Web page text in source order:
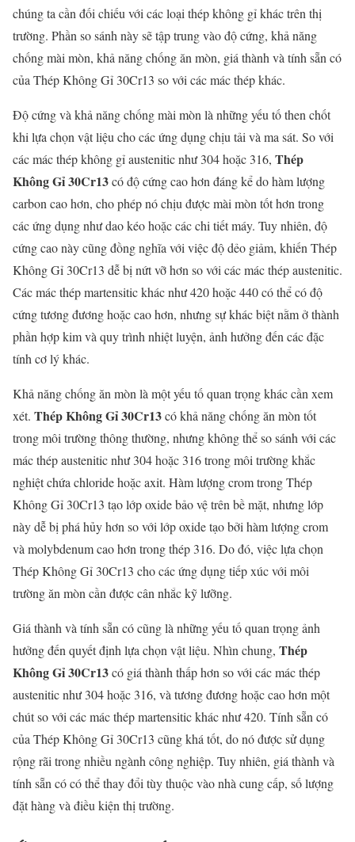
chúng ta cần đối chiếu với các loại thép không gỉ khác trên thị
trường. Phần so sánh này sẽ tập trung vào độ cứng, khả năng
chống mài mòn, khả năng chống ăn mòn, giá thành và tính sẵn có
của Thép Không Gỉ 30Cr13 so với các mác thép khác.
Độ cứng và khả năng chống mài mòn là những yếu tố then chốt
khi lựa chọn vật liệu cho các ứng dụng chịu tải và ma sát. So với
các mác thép không gỉ austenitic như 304 hoặc 316, Thép
Không Gỉ 30Cr13có độ cứng cao hơn đáng kể do hàm lượng
carbon cao hơn, cho phép nó chịu được mài mòn tốt hơn trong
các ứng dụng như dao kéo hoặc các chi tiết máy. Tuy nhiên, độ
cứng cao này cũng đồng nghĩa với việc độ dẻo giảm, khiến Thép
Không Gỉ 30Cr13 dễ bị nứt vỡ hơn so với các mác thép austenitic.
Các mác thép martensitic khác như 420 hoặc 440 có thể có độ
cứng tương đương hoặc cao hơn, nhưng sự khác biệt nằm ở thành
phần hợp kim và quy trình nhiệt luyện, ảnh hưởng đến các đặc
tính cơ lý khác.
Khả năng chống ăn mòn là một yếu tố quan trọng khác cần xem
xét. Thép Không Gỉ 30Cr13có khả năng chống ăn mòn tốt
trong môi trường thông thường, nhưng không thể so sánh với các
mác thép austenitic như 304 hoặc 316 trong môi trường khắc
nghiệt chứa chloride hoặc axit. Hàm lượng crom trong Thép
Không Gỉ 30Cr13 tạo lớp oxide bảo vệ trên bề mặt, nhưng lớp
này dễ bị phá hủy hơn so với lớp oxide tạo bởi hàm lượng crom
và molybdenum cao hơn trong thép 316. Do đó, việc lựa chọn
Thép Không Gỉ 30Cr13 cho các ứng dụng tiếp xúc với môi
trường ăn mòn cần được cân nhắc kỹ lưỡng.
Giá thành và tính sẵn có cũng là những yếu tố quan trọng ảnh
hưởng đến quyết định lựa chọn vật liệu. Nhìn chung, Thép
Không Gỉ 30Cr13có giá thành thấp hơn so với các mác thép
austenitic như 304 hoặc 316, và tương đương hoặc cao hơn một
chút so với các mác thép martensitic khác như 420. Tính sẵn có
của Thép Không Gỉ 30Cr13 cũng khá tốt, do nó được sử dụng
rộng rãi trong nhiều ngành công nghiệp. Tuy nhiên, giá thành và
tính sẵn có có thể thay đổi tùy thuộc vào nhà cung cấp, số lượng
đặt hàng và điều kiện thị trường.